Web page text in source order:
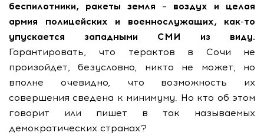
беспилотники, ракеты земля – воздух и целая
армия полицейских и военнослужащих, как-то
упускается западными СМИ из виду.
Гарантировать, что терактов в Сочи не
произойдет, безусловно, никто не может, но
вполне очевидно, что возможность их
совершения сведена к минимуму. Но кто об этом
говорит или пишет в так называемых
демократических странах?